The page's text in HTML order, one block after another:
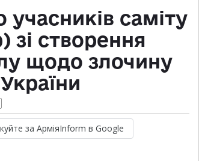
саміту
зі створення
щодо злочину
за АрміяInform в Google